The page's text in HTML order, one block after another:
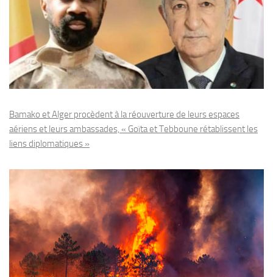
Bamako et Alger procèdent à la réouverture de leurs espaces
aériens et leurs ambassades, « Goïta et Tebboune rétablissent les
liens diplomatiques »